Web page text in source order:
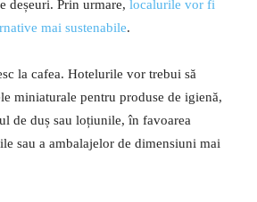
deșeuri. Prin urmare, localurile vor fi
mai sustenabile.
la cafea. Hotelurile vor trebui să
miniaturale pentru produse de igienă,
de duș sau loțiunile, în favoarea
sau a ambalajelor de dimensiuni mai